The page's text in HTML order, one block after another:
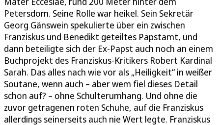
Petersdom. Seine Rolle war heikel. Sein Sekretär
Georg Gänswein spekulierte über ein zwischen
Franziskus und Benedikt geteiltes Papstamt, und
dann beteiligte sich der Ex-Papst auch noch an einem
Buchprojekt des Franziskus-Kritikers Robert Kardinal
Sarah. Das alles nach wie vor als „Heiligkeit“ in weißer
Soutane, wenn auch – aber wem fiel dieses Detail
schon auf? – ohne Schulterumhang. Und ohne die
zuvor getragenen roten Schuhe, auf die Franziskus
allerdings seinerseits auch nie Wert legte. Franziskus